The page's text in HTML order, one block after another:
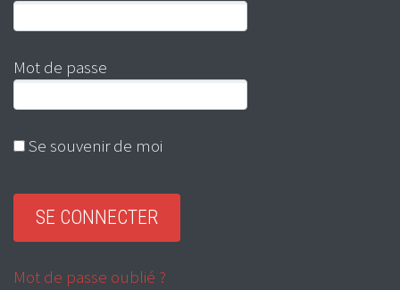
Mot de passe
Se souvenir de moi
Mot de passe oublié ?